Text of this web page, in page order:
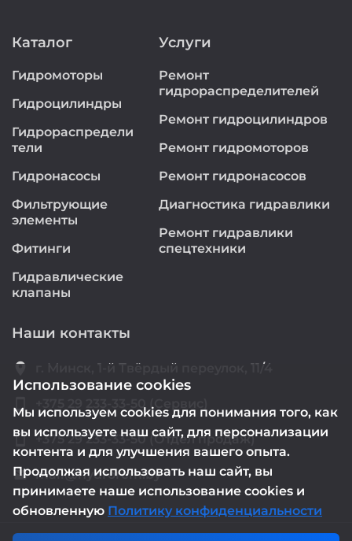
Каталог
Гидромоторы
Гидроцилиндры
Гидрораспредели
тели
Гидронасосы
Фильтрующие
элементы
Фитинги
Гидравлические
клапаны
Услуги
Ремонт
гидрораспределителей
Ремонт гидроцилиндров
Ремонт гидромоторов
Ремонт гидронасосов
Диагностика гидравлики
Ремонт гидравлики
спецтехники
Наши контакты
location_on г. Минск, 1-й Твёрдый переулок, 11/4
smartphone +375 29 233-33-50 (Сервис)
smartphone +375 29 233-33-50 (Отдел продаж)
email mail@hydrorem.by
Использование cookies
Мы используем cookies для понимания того, как
вы используете наш сайт, для персонализации
контента и для улучшения вашего опыта.
Продолжая использовать наш сайт, вы
принимаете наше использование cookies и
обновленную Политику конфиденциальности